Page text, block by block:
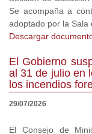
Se acompaña a
adoptado por la Sala
Descargar
El Gobierno
al 31 de julio en
los incendios
29/07/2026
El Consejo de